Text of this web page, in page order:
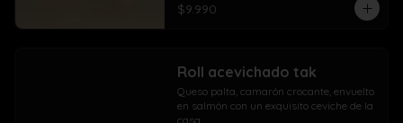
$9.990
Roll acevichado tak
Queso palta, camarón crocante, envuelto
en salmón con un exquisito ceviche de la
casa.